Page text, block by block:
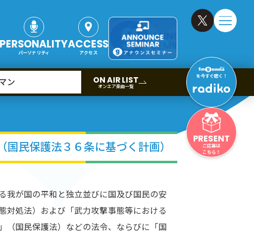
ON AIR LIST
オンエア楽曲一覧
ン
PERSONALITY
パーソナリティ
ACCESS
アクセス
を今すぐ聴く！
PRESENT
ご応募は
こちら！
（国民保護法３６条に基づく計画）
我が国の平和と独立並びに国及び国民の安
対処法）および「武力攻撃事態等における
（国民保護法）などの法令、ならびに「国